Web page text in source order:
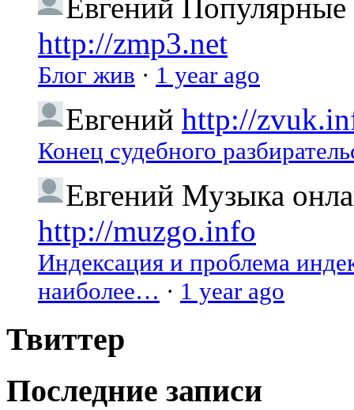
Евгений Популярные
http://zmp3.net
Блог жив · 1 year ago
Евгений http://
Конец судебного
Евгений Музыка
http://muzgo.info
Индексация и проблема
наиболее… · 1 year ago
Твиттер
Последние записи